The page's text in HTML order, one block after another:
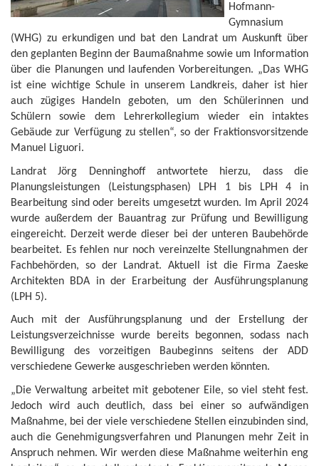
Hofmann-
Gymnasium
(WHG) zu erkundigen und bat den Landrat um Auskunft über
den geplanten Beginn der Baumaßnahme sowie um Information
über die Planungen und laufenden Vorbereitungen. „Das WHG
ist eine wichtige Schule in unserem Landkreis, daher ist hier
auch zügiges Handeln geboten, um den Schülerinnen und
Schülern sowie dem Lehrerkollegium wieder ein intaktes
Gebäude zur Verfügung zu stellen“, so der Fraktionsvorsitzende
Manuel Liguori.
Landrat Jörg Denninghoff antwortete hierzu, dass die
Planungsleistungen (Leistungsphasen) LPH 1 bis LPH 4 in
Bearbeitung sind oder bereits umgesetzt wurden. Im April 2024
wurde außerdem der Bauantrag zur Prüfung und Bewilligung
eingereicht. Derzeit werde dieser bei der unteren Baubehörde
bearbeitet. Es fehlen nur noch vereinzelte Stellungnahmen der
Fachbehörden, so der Landrat. Aktuell ist die Firma Zaeske
Architekten BDA in der Erarbeitung der Ausführungsplanung
(LPH 5).
Auch mit der Ausführungsplanung und der Erstellung der
Leistungsverzeichnisse wurde bereits begonnen, sodass nach
Bewilligung des vorzeitigen Baubeginns seitens der ADD
verschiedene Gewerke ausgeschrieben werden könnten.
„Die Verwaltung arbeitet mit gebotener Eile, so viel steht fest.
Jedoch wird auch deutlich, dass bei einer so aufwändigen
Maßnahme, bei der viele verschiedene Stellen einzubinden sind,
auch die Genehmigungsverfahren und Planungen mehr Zeit in
Anspruch nehmen. Wir werden diese Maßnahme weiterhin eng